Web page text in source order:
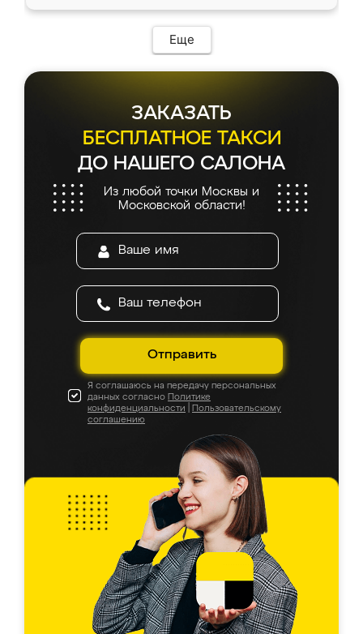
Еще
ЗАКАЗАТЬ
БЕСПЛАТНОЕ ТАКСИ
ДО НАШЕГО САЛОНА
Из любой точки Москвы и
Московской области!
Отправить
Я соглашаюсь на передачу персональных
данных согласно Политике
конфиденциальности
Пользовательскому
соглашению